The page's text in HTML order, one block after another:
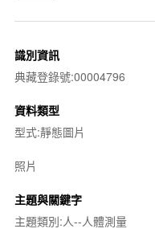
識別資訊
典藏登錄號:00004796
資料類型
型式:靜態圖片
照片
主題與關鍵字
主題類別:人--人體測量